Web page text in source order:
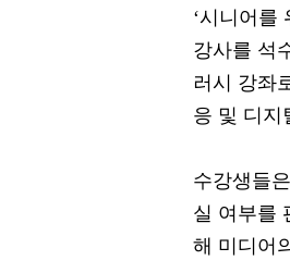
‘시니어를
강사를 석
러시 강좌
응 및 디지
수강생들
실 여부를
해 미디어